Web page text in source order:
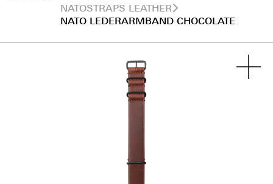
NATOSTRAPS LEATHER
NATO LEDERARMBAND CHOCOLATE